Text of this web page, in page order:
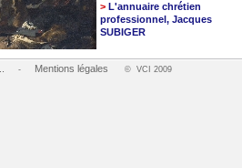
> L'annuaire chrétien
professionnel, Jacques
SUBIGER
- Mentions légales © VCI 2009